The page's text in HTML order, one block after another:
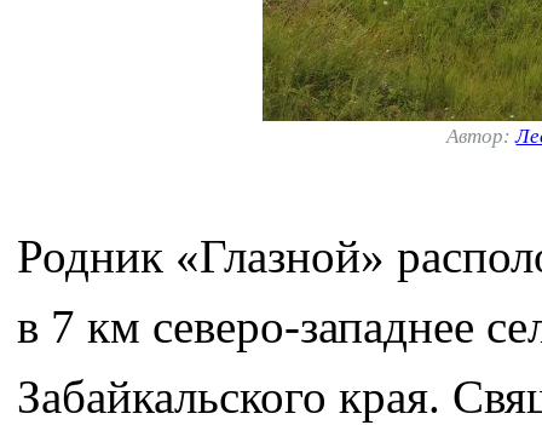
Автор:
Родник «Глазной»
в 7 км северо-западнее
Забайкальского края.